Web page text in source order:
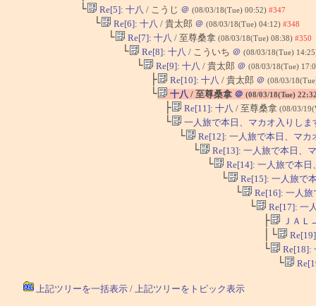
└ Re[5]: 十八 / こうじ ＠ (08/03/18(Tue) 00:52) #347
└ Re[6]: 十八 / 貴太郎 ＠ (08/03/18(Tue) 04:12) #348
└ Re[7]: 十八 / 至尊桑拿 (08/03/18(Tue) 08:38) #350
└ Re[8]: 十八 / こういち ＠ (08/03/18(Tue)
└ Re[9]: 十八 / 貴太郎 ＠ (08/03/18(Tue)
├ Re[10]: 十八 / 貴太郎 ＠ (08/03/
└ 十八 / 至尊桑拿 ＠ (08/03/18(Tue)
├ Re[11]: 十八 / 至尊桑拿 (08/03/
└ 一人旅で本日、マカオ入りしま
└ Re[12]: 一人旅で本日、マカ
└ Re[13]: 一人旅で本日、
└ Re[14]: 一人旅で本
└ Re[15]: 一人旅で
└ Re[16]: 一人
└ Re[17]: 一
├ ＪＡ
│└
└ Re[18]:
└
上記ツリーを一括表示/ 上記ツリーをトピック表示